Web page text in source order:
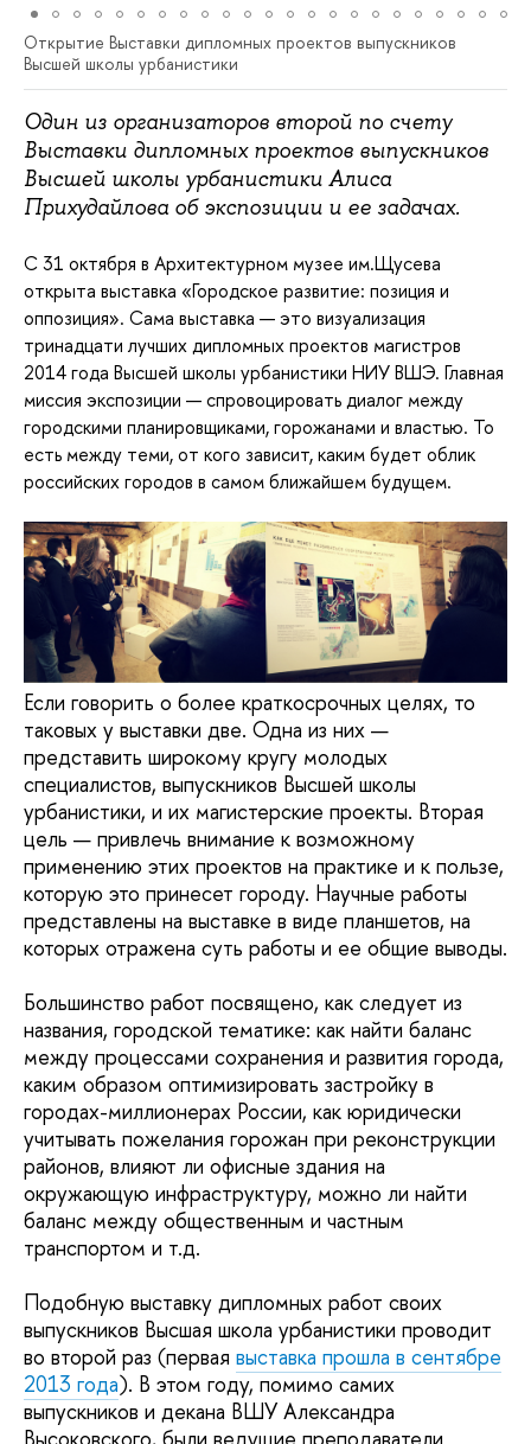
Открытие Выставки дипломных проектов выпускников
Высшей школы урбанистики
Один из организаторов второй по счету
Выставки дипломных проектов выпускников
Высшей школы урбанистики Алиса
Прихудайлова об экспозиции и ее задачах.
С 31 октября в Архитектурном музее им.Щусева
открыта выставка «Городское развитие: позиция и
оппозиция». Сама выставка — это визуализация
тринадцати лучших дипломных проектов магистров
2014 года Высшей школы урбанистики НИУ ВШЭ. Главная
миссия экспозиции — спровоцировать диалог между
городскими планировщиками, горожанами и властью. То
есть между теми, от кого зависит, каким будет облик
российских городов в самом ближайшем будущем.
Если говорить о более краткосрочных целях, то
таковых у выставки две. Одна из них —
представить широкому кругу молодых
специалистов, выпускников Высшей школы
урбанистики, и их магистерские проекты. Вторая
цель — привлечь внимание к возможному
применению этих проектов на практике и к пользе,
которую это принесет городу. Научные работы
представлены на выставке в виде планшетов, на
которых отражена суть работы и ее общие выводы.
Большинство работ посвящено, как следует из
названия, городской тематике: как найти баланс
между процессами сохранения и развития города,
каким образом оптимизировать застройку в
городах-миллионерах России, как юридически
учитывать пожелания горожан при реконструкции
районов, влияют ли офисные здания на
окружающую инфраструктуру, можно ли найти
баланс между общественным и частным
транспортом и т.д.
Подобную выставку дипломных работ своих
выпускников Высшая школа урбанистики проводит
во второй раз (первая выставка прошла в сентябре
2013 года). В этом году, помимо самих
выпускников и декана ВШУ Александра